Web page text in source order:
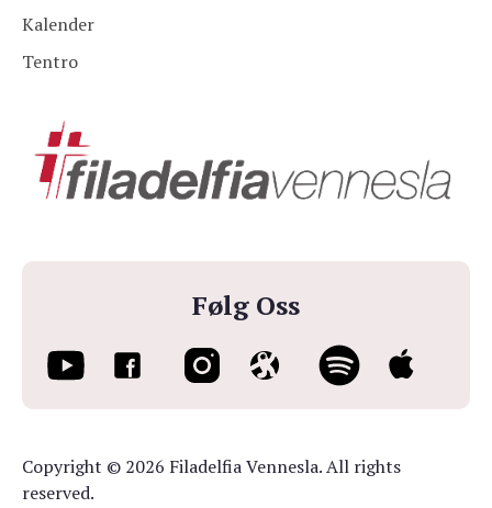
Følg Oss
Kalender
Tentro
Copyright © 2026 Filadelfia Vennesla. All rights
reserved.